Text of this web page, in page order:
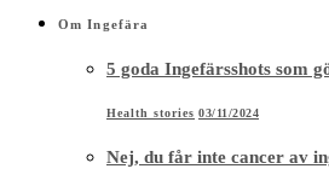
Om Ingefära
5 goda Ingefärsshots som
Health stories 03/11/2024
Nej, du får inte cancer av